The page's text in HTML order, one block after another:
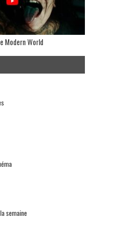
Modern World
semaine